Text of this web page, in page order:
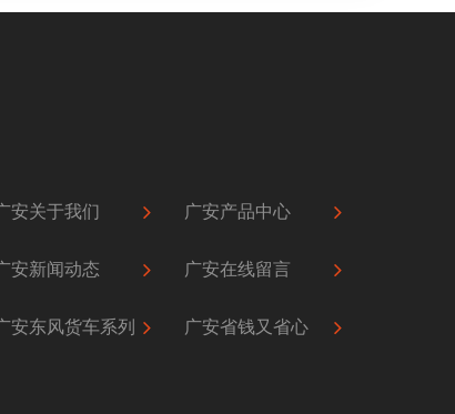
安关于我们 广安产品中心
安新闻动态 广安在线留言
安东风货车系列 广安省钱又省心